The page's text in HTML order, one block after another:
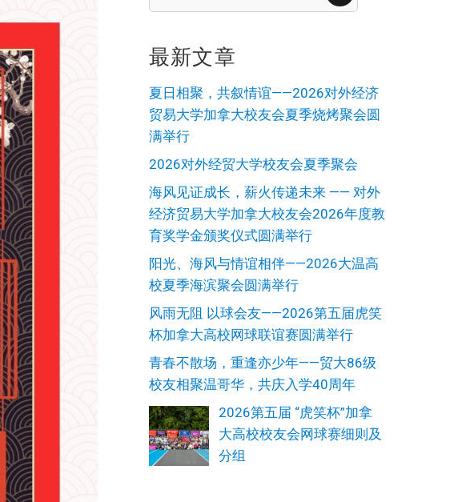
最新文章
夏日相聚，共叙情谊——2026对外经济
贸易大学加拿大校友会夏季烧烤聚会圆
满举行
2026对外经贸大学校友会夏季聚会
海风见证成长，薪火传递未来 —— 对外
经济贸易大学加拿大校友会2026年度教
育奖学金颁奖仪式圆满举行
阳光、海风与情谊相伴——2026大温高
校夏季海滨聚会圆满举行
风雨无阻 以球会友——2026第五届虎笑
杯加拿大高校网球联谊赛圆满举行
青春不散场，重逢亦少年——贸大86级
校友相聚温哥华，共庆入学40周年
2026第五届 “虎笑杯”加拿
大高校校友会网球赛细则及
分组